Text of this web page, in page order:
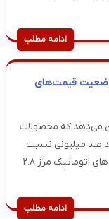
ادامه مطلب
آخرین وضعیت قیمت‌های
۳۰ اردیبهشت نشان می‌دهد که محصولات
صد میلیونی نسبت
به نمایندگی در بازار معامله می‌شوند و برخی مدل‌های اتوماتیک مرز ۲.۸
ادامه مطلب